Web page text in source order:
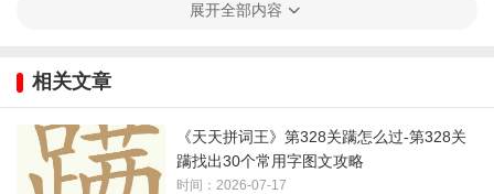
1、注意数字一、二等
展开全部内容
相关文章
《天天拼词王》第328关蹒怎么过-第328关
蹒找出30个常用字图文攻略
时间：2026-07-17